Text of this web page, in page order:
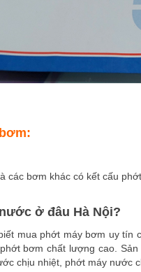
các bơm khác có kết cấu
ở đâu Hà Nội?
mua phớt máy bơm uy tín
bơm chất lượng cao.
chịu nhiệt, phớt máy nước